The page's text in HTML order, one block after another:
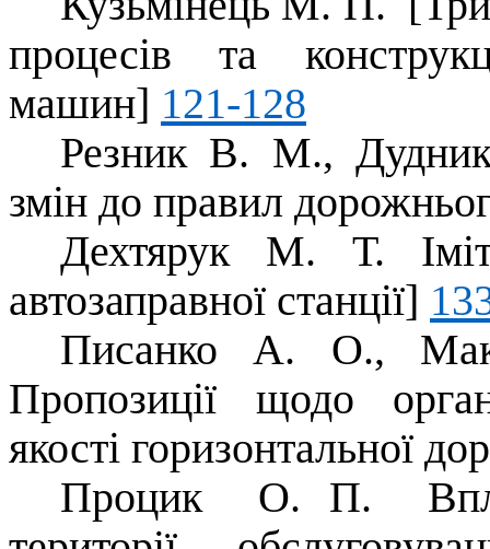
процесів та
машин] 121-128
Резник В. М.,
змін до правил
Дехтярук М. Т.
автозаправної станції]
Писанко А. О.,
Пропозиції щодо
якості горизонтальної
Процик О. П. Вплив